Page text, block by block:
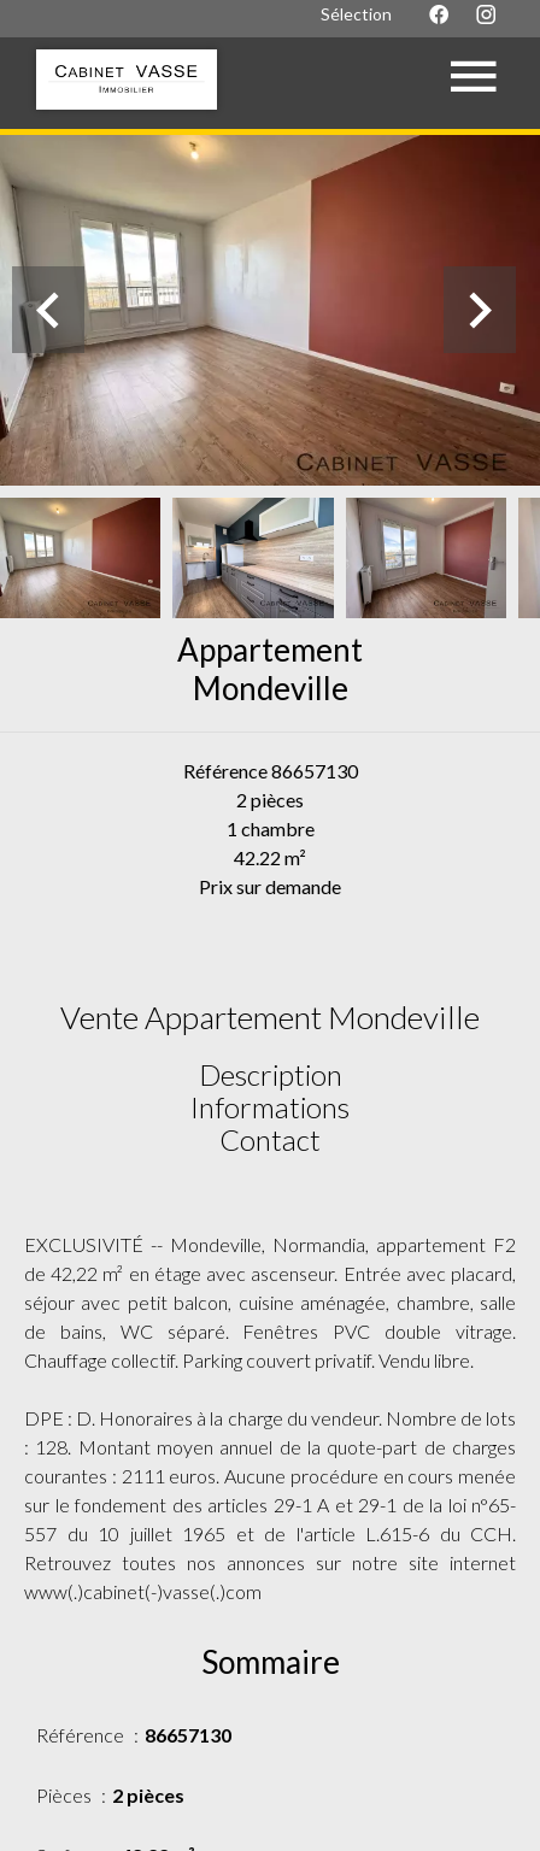
Sélection
Appartement
Mondeville
Référence86657130
2 pièces
1 chambre
42.22 m²
Prix sur demande
Vente Appartement Mondeville
Description
Informations
Contact
EXCLUSIVITÉ -- Mondeville, Normandia, appartement F2
de 42,22 m² en étage avec ascenseur. Entrée avec placard,
séjour avec petit balcon, cuisine aménagée, chambre, salle
de bains, WC séparé. Fenêtres PVC double vitrage.
Chauffage collectif. Parking couvert privatif. Vendu libre.
DPE : D. Honoraires à la charge du vendeur. Nombre de lots
: 128. Montant moyen annuel de la quote-part de charges
courantes : 2111 euros. Aucune procédure en cours menée
sur le fondement des articles 29-1 A et 29-1 de la loi n°65-
557 du 10 juillet 1965 et de l'article L.615-6 du CCH.
Retrouvez toutes nos annonces sur notre site internet
www(.)cabinet(-)vasse(.)com
Sommaire
Référence 86657130
Pièces 2 pièces